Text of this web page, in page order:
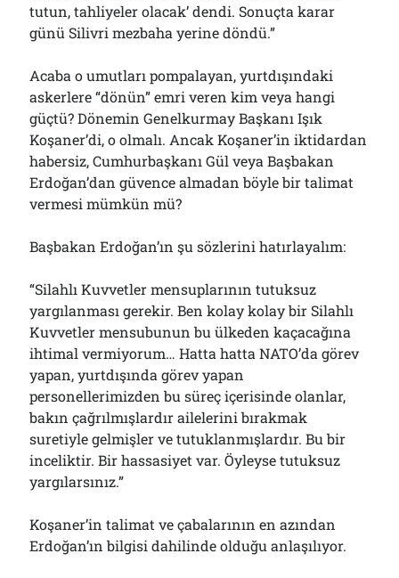
tutun, tahliyeler olacak’ dendi. Sonuçta karar
günü Silivri mezbaha yerine döndü.”
Acaba o umutları pompalayan, yurtdışındaki
askerlere “dönün” emri veren kim veya hangi
güçtü? Dönemin Genelkurmay Başkanı Işık
Koşaner’di, o olmalı. Ancak Koşaner’in iktidardan
habersiz, Cumhurbaşkanı Gül veya Başbakan
Erdoğan’dan güvence almadan böyle bir talimat
vermesi mümkün mü?
Başbakan Erdoğan’ın şu sözlerini hatırlayalım:
“Silahlı Kuvvetler mensuplarının tutuksuz
yargılanması gerekir. Ben kolay kolay bir Silahlı
Kuvvetler mensubunun bu ülkeden kaçacağına
ihtimal vermiyorum… Hatta hatta NATO’da görev
yapan, yurtdışında görev yapan
personellerimizden bu süreç içerisinde olanlar,
bakın çağrılmışlardır ailelerini bırakmak
suretiyle gelmişler ve tutuklanmışlardır. Bu bir
inceliktir. Bir hassasiyet var. Öyleyse tutuksuz
yargılarsınız.”
Koşaner’in talimat ve çabalarının en azından
Erdoğan’ın bilgisi dahilinde olduğu anlaşılıyor.